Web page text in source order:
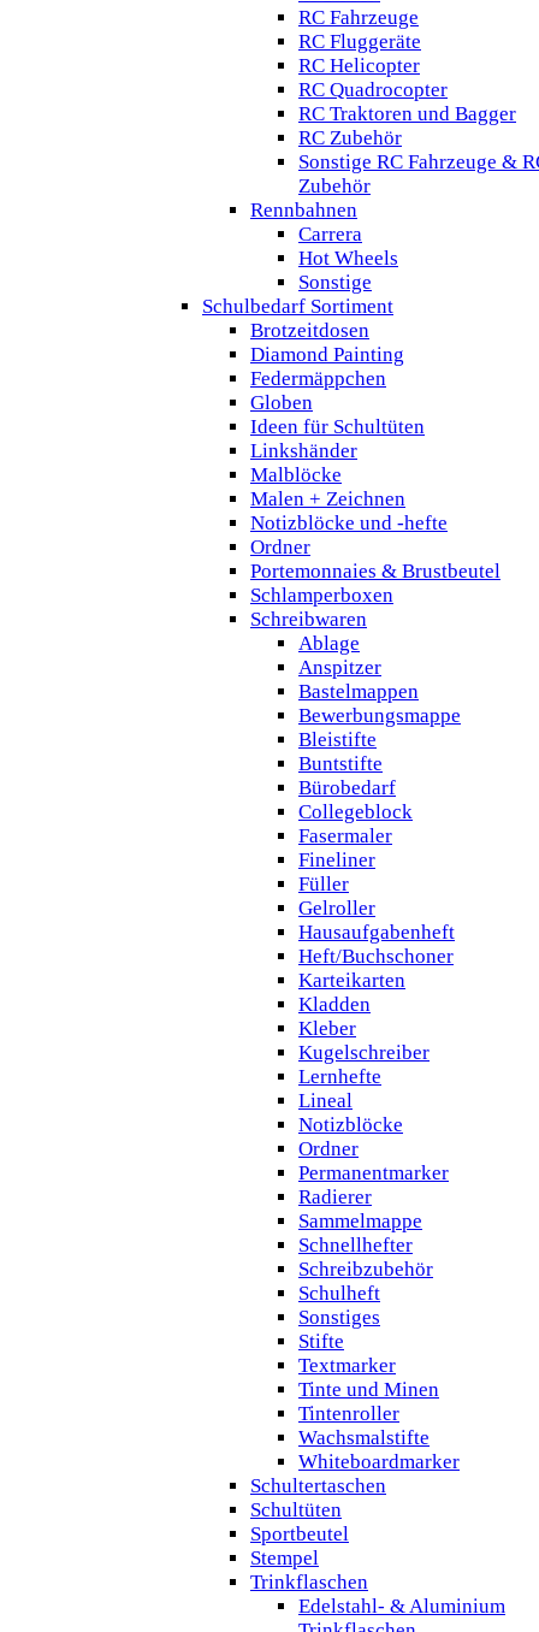
RC Fahrzeuge
RC Fluggeräte
RC Helicopter
RC Quadrocopter
RC Traktoren und Bagger
RC Zubehör
Sonstige RC Fahrzeuge &
Zubehör
Rennbahnen
Carrera
Hot Wheels
Sonstige
Schulbedarf Sortiment
Brotzeitdosen
Diamond Painting
Federmäppchen
Globen
Ideen für Schultüten
Linkshänder
Malblöcke
Malen + Zeichnen
Notizblöcke und -hefte
Ordner
Portemonnaies & Brustbeutel
Schlamperboxen
Schreibwaren
Ablage
Anspitzer
Bastelmappen
Bewerbungsmappe
Bleistifte
Buntstifte
Bürobedarf
Collegeblock
Fasermaler
Fineliner
Füller
Gelroller
Hausaufgabenheft
Heft/Buchschoner
Karteikarten
Kladden
Kleber
Kugelschreiber
Lernhefte
Lineal
Notizblöcke
Ordner
Permanentmarker
Radierer
Sammelmappe
Schnellhefter
Schreibzubehör
Schulheft
Sonstiges
Stifte
Textmarker
Tinte und Minen
Tintenroller
Wachsmalstifte
Whiteboardmarker
Schultertaschen
Schultüten
Sportbeutel
Stempel
Trinkflaschen
Edelstahl- & Aluminium